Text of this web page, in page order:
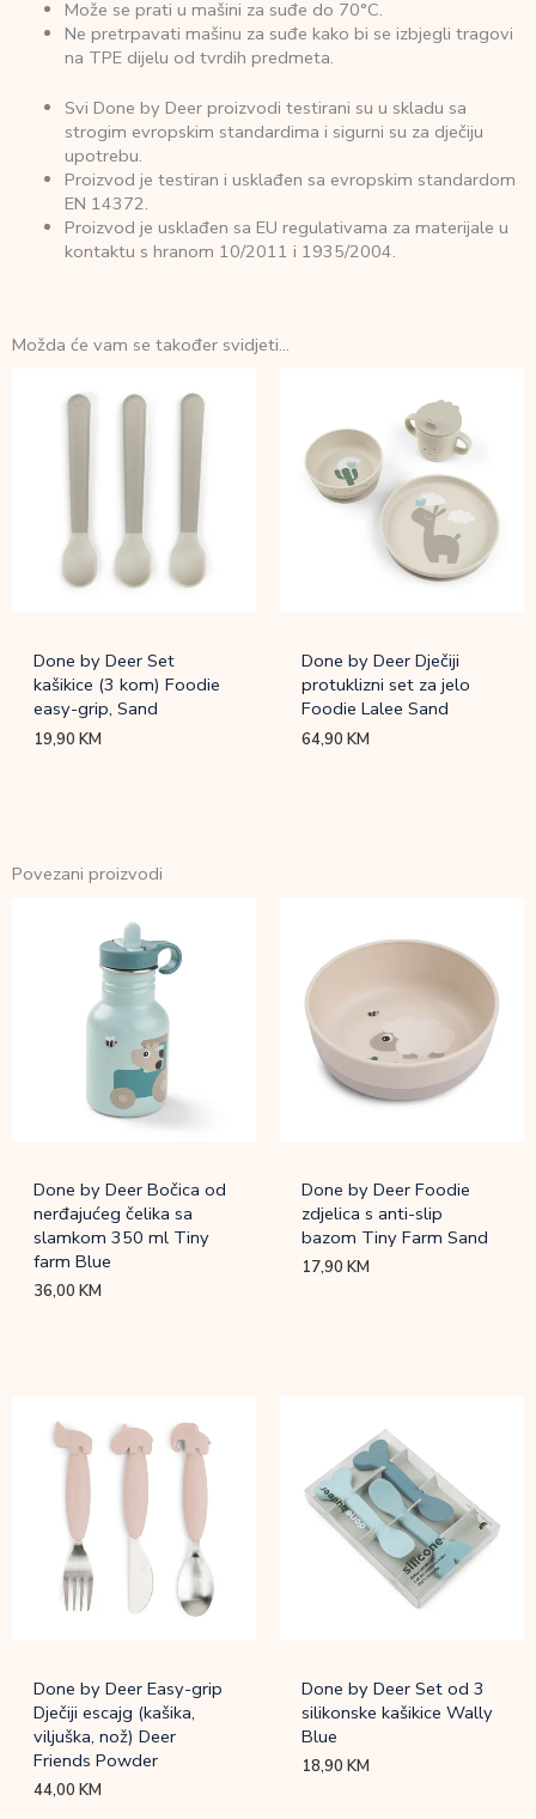
Može se prati u mašini za suđe do 70°C.
Ne pretrpavati mašinu za suđe kako bi se izbjegli tragovi
na TPE dijelu od tvrdih predmeta.
Svi Done by Deer proizvodi testirani su u skladu sa
strogim evropskim standardima i sigurni su za dječiju
upotrebu.
Proizvod je testiran i usklađen sa evropskim standardom
EN 14372.
Proizvod je usklađen sa EU regulativama za materijale u
kontaktu s hranom 10/2011 i 1935/2004.
Možda će vam se također svidjeti…
Done by Deer Set
kašikice (3 kom) Foodie
easy-grip, Sand
19,90KM
Done by Deer Dječiji
protuklizni set za jelo
Foodie Lalee Sand
64,90KM
Povezani proizvodi
Done by Deer Bočica od
nerđajućeg čelika sa
slamkom 350 ml Tiny
farm Blue
36,00KM
Done by Deer Foodie
zdjelica s anti-slip
bazom Tiny Farm Sand
17,90KM
Done by Deer Easy-grip
Dječiji escajg (kašika,
viljuška, nož) Deer
Friends Powder
44,00KM
Done by Deer Set od 3
silikonske kašikice Wally
Blue
18,90KM